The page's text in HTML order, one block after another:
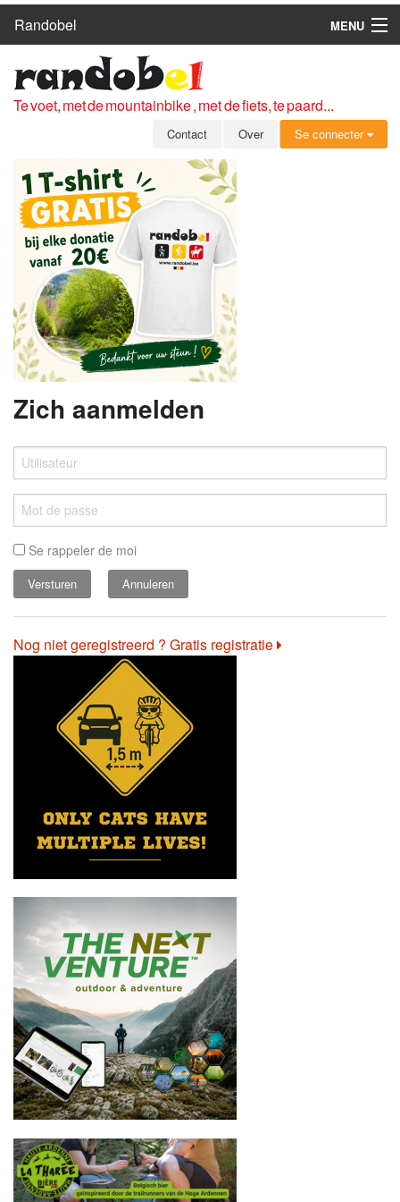
Randobel
MENU
ROUTES
CLUBS
OVER
LEDEN
ZICH AANMELDEN
GRATIS REGISTRATIE
WACHTWOORD VERGETEN
Te voet, met de mountainbike , met de fiets, te paard...
Contact Over Se connecter
Zich aanmelden
Se rappeler de moi
Annuleren
Nog niet geregistreerd ? Gratis registratie